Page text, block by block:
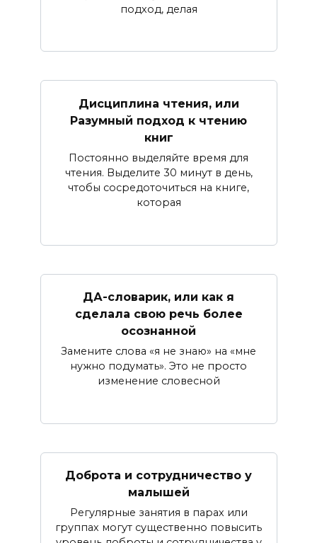
подход, делая
Дисциплина чтения, или
Разумный подход к чтению
книг
Постоянно выделяйте время для
чтения. Выделите 30 минут в день,
чтобы сосредоточиться на книге,
которая
ДА-словарик, или как я
сделала свою речь более
осознанной
Замените слова «я не знаю» на «мне
нужно подумать». Это не просто
изменение словесной
Доброта и сотрудничество у
малышей
Регулярные занятия в парах или
группах могут существенно повысить